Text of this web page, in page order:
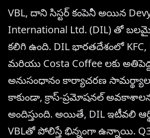
VBL, దాని సిస్టర్ కంపెనీ అయిన
International Ltd. (DIL) తో
కలిగి ఉంది. DIL భారతదేశంలో KFC,
మరియు Costa Coffee లకు
అనుసంధానం కార్యాచరణ
కాకుండా, క్రాస్-ప్రమోషనల్
అందిస్తుంది. అయితే, DIL ఇటీవలి
VBLతో పోలిస్తే భిన్నంగా ఉన్నాయి.